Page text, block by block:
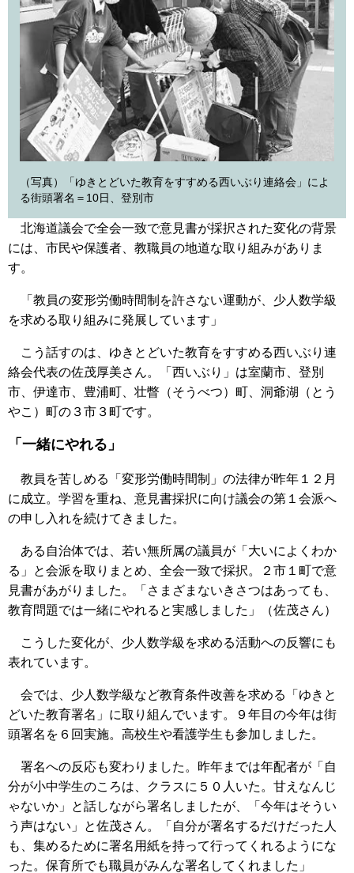
（写真）「ゆきとどいた教育をすすめる西いぶり連絡会」によ
る街頭署名＝10日、登別市
北海道議会で全会一致で意見書が採択された変化の背景
には、市民や保護者、教職員の地道な取り組みがありま
す。
「教員の変形労働時間制を許さない運動が、少人数学級
を求める取り組みに発展しています」
こう話すのは、ゆきとどいた教育をすすめる西いぶり連
絡会代表の佐茂厚美さん。「西いぶり」は室蘭市、登別
市、伊達市、豊浦町、壮瞥（そうべつ）町、洞爺湖（とう
やこ）町の３市３町です。
「一緒にやれる」
教員を苦しめる「変形労働時間制」の法律が昨年１２月
に成立。学習を重ね、意見書採択に向け議会の第１会派へ
の申し入れを続けてきました。
ある自治体では、若い無所属の議員が「大いによくわか
る」と会派を取りまとめ、全会一致で採択。２市１町で意
見書があがりました。「さまざまないきさつはあっても、
教育問題では一緒にやれると実感しました」（佐茂さん）
こうした変化が、少人数学級を求める活動への反響にも
表れています。
会では、少人数学級など教育条件改善を求める「ゆきと
どいた教育署名」に取り組んでいます。９年目の今年は街
頭署名を６回実施。高校生や看護学生も参加しました。
署名への反応も変わりました。昨年までは年配者が「自
分が小中学生のころは、クラスに５０人いた。甘えなんじ
ゃないか」と話しながら署名しましたが、「今年はそうい
う声はない」と佐茂さん。「自分が署名するだけだった人
も、集めるために署名用紙を持って行ってくれるようにな
った。保育所でも職員がみんな署名してくれました」